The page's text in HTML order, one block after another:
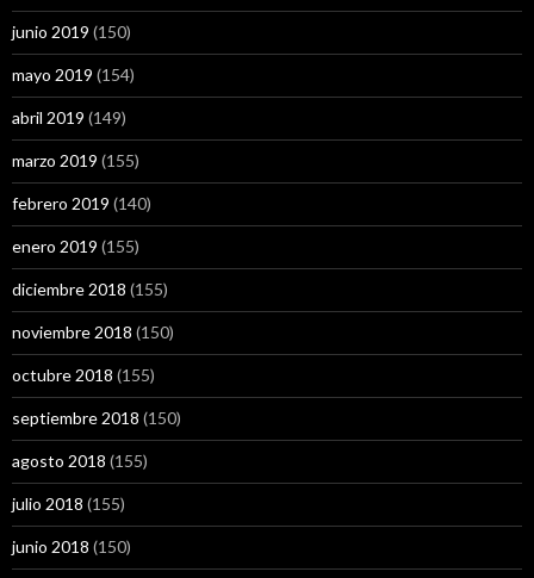
junio 2019 (150)
mayo 2019 (154)
abril 2019 (149)
marzo 2019 (155)
febrero 2019 (140)
enero 2019 (155)
diciembre 2018 (155)
noviembre 2018 (150)
octubre 2018 (155)
septiembre 2018 (150)
agosto 2018 (155)
julio 2018 (155)
junio 2018 (150)